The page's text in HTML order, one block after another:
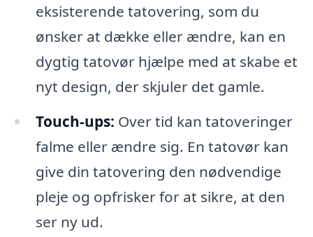
eksisterende tatovering, som du
ønsker at dække eller ændre, kan en
dygtig tatovør hjælpe med at skabe et
nyt design, der skjuler det gamle.
Touch-ups: Over tid kan tatoveringer
falme eller ændre sig. En tatovør kan
give din tatovering den nødvendige
pleje og opfrisker for at sikre, at den
ser ny ud.